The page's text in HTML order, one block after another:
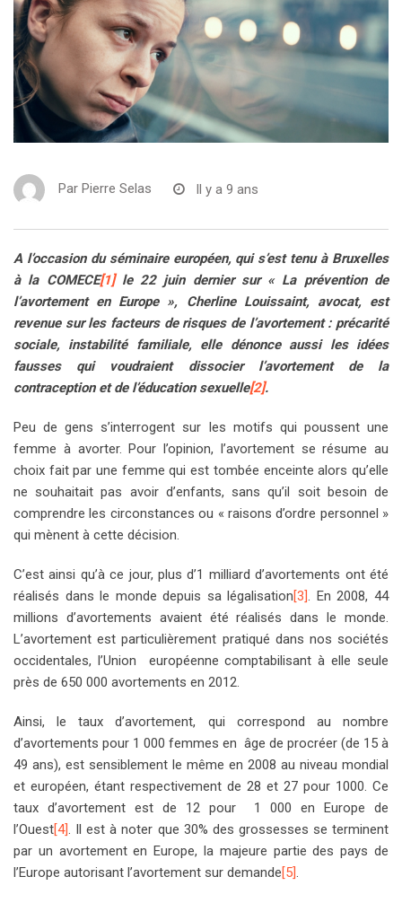
Par Pierre Selas Il y a 9 ans
A l’occasion du séminaire européen, qui s’est tenu à Bruxelles
à la COMECE[1]le 22 juin dernier sur « La prévention de
l’avortement en Europe », Cherline Louissaint, avocat, est
revenue sur les facteurs de risques de l’avortement : précarité
sociale, instabilité familiale, elle dénonce aussi les idées
fausses qui voudraient dissocier l’avortement de la
contraception et de l’éducation sexuelle[2].
Peu de gens s’interrogent sur les motifs qui poussent une
femme à avorter. Pour l’opinion, l’avortement se résume au
choix fait par une femme qui est tombée enceinte alors qu’elle
ne souhaitait pas avoir d’enfants, sans qu’il soit besoin de
comprendre les circonstances ou « raisons d’ordre personnel »
qui mènent à cette décision.
C’est ainsi qu’à ce jour, plus d’1 milliard d’avortements ont été
réalisés dans le monde depuis sa légalisation[3]. En 2008, 44
millions d’avortements avaient été réalisés dans le monde.
L’avortement est particulièrement pratiqué dans nos sociétés
occidentales, l’Union européenne comptabilisant à elle seule
près de 650 000 avortements en 2012.
Ainsi, le taux d’avortement, qui correspond au nombre
d’avortements pour 1 000 femmes en âge de procréer (de 15 à
49 ans), est sensiblement le même en 2008 au niveau mondial
et européen, étant respectivement de 28 et 27 pour 1000. Ce
taux d’avortement est de 12 pour 1 000 en Europe de
l’Ouest[4]. Il est à noter que 30% des grossesses se terminent
par un avortement en Europe, la majeure partie des pays de
l’Europe autorisant l’avortement sur demande[5] .